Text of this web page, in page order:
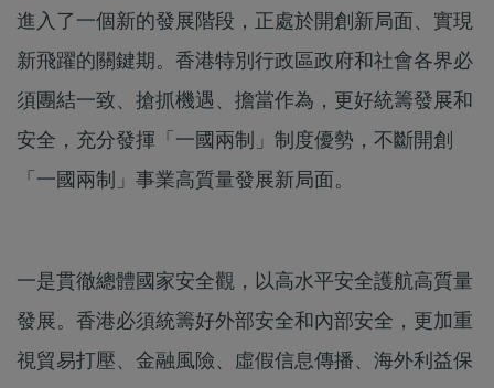
進入了一個新的發展階段，正處於開創新局面、實現
新飛躍的關鍵期。香港特別行政區政府和社會各界必
須團結一致、搶抓機遇、擔當作為，更好統籌發展和
安全，充分發揮「一國兩制」制度優勢，不斷開創
「一國兩制」事業高質量發展新局面。
一是貫徹總體國家安全觀，以高水平安全護航高質量
發展。香港必須統籌好外部安全和內部安全，更加重
視貿易打壓、金融風險、虛假信息傳播、海外利益保